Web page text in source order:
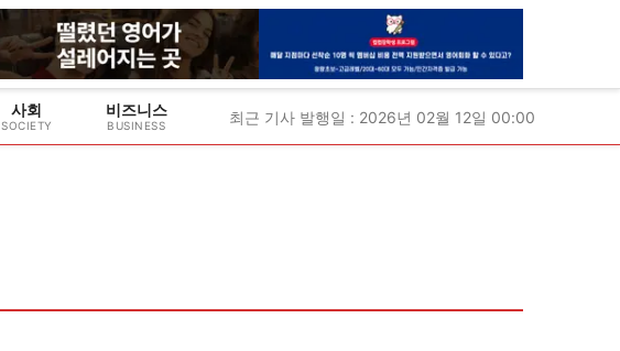
사회
SOCIETY
비즈니스
BUSINESS 최근 기사 발행일 : 2026년 02월 12일 00:00